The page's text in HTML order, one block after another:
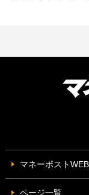
マネーポスト
ページ一覧